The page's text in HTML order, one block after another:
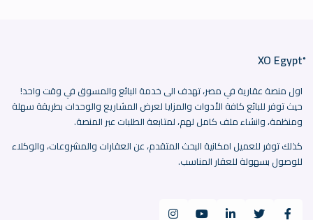
اول منصة عقارية في مصر، تهدف الى خدمة البائع والمسوق في وقت واحد!
حيث توفر للبائع كافة الأدوات والمزايا لعرض المشاريع والوحدات بطريقة سهلة
ومنظمة، وانشاء ملف كامل لهم، لمتابعة الطلبات عبر المنصة.
كذلك توفر للعميل امكانية البحث المتقدم، عن العقارات والمشروعات، والوكلاء
للوصول بسهولة للعقار المناسب.